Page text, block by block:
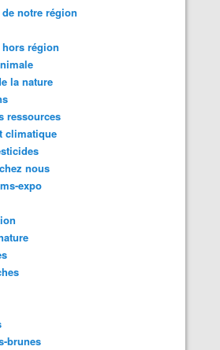
notre région
région
la nature
ressources
climatique
nous
expo
brunes